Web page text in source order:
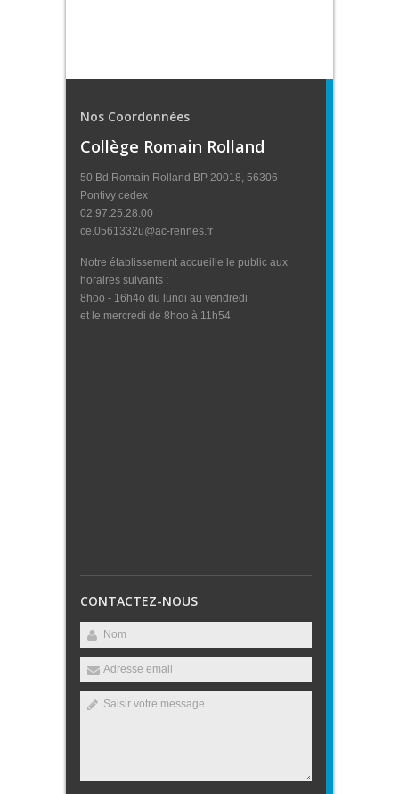
Nos Coordonnées
Collège Romain Rolland
50 Bd Romain Rolland BP 20018, 56306
Pontivy cedex
02.97.25.28.00
ce.0561332u@ac-rennes.fr
Notre établissement accueille le public aux
horaires suivants :
8hoo - 16h4o du lundi au vendredi
et le mercredi de 8hoo à 11h54
CONTACTEZ-NOUS